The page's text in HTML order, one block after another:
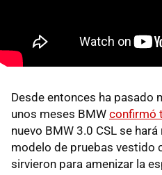
Desde entonces ha pasado
unos meses BMW confirmó
nuevo BMW 3.0 CSL se
modelo de pruebas vestido
sirvieron para amenizar la